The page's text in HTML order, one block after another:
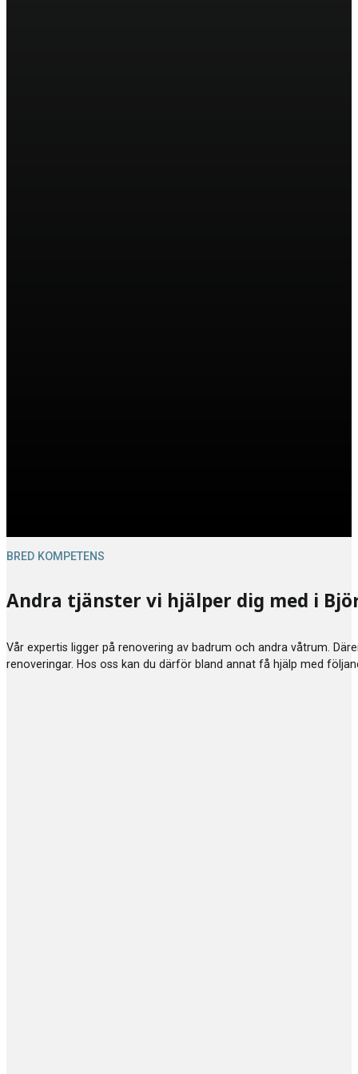
Andra tjänster vi hjälper dig med i
Vår expertis ligger på renovering av badrum och andra våtrum.
renoveringar. Hos oss kan du därför bland annat få hjälp med
BRED KOMPETENS